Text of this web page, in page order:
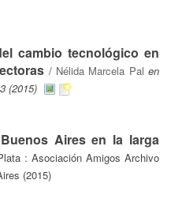
cambio tecnológico en
/ Nélida Marcela Pal en
(2015)
Aires en la larga
: Asociación Amigos Archivo
(2015)